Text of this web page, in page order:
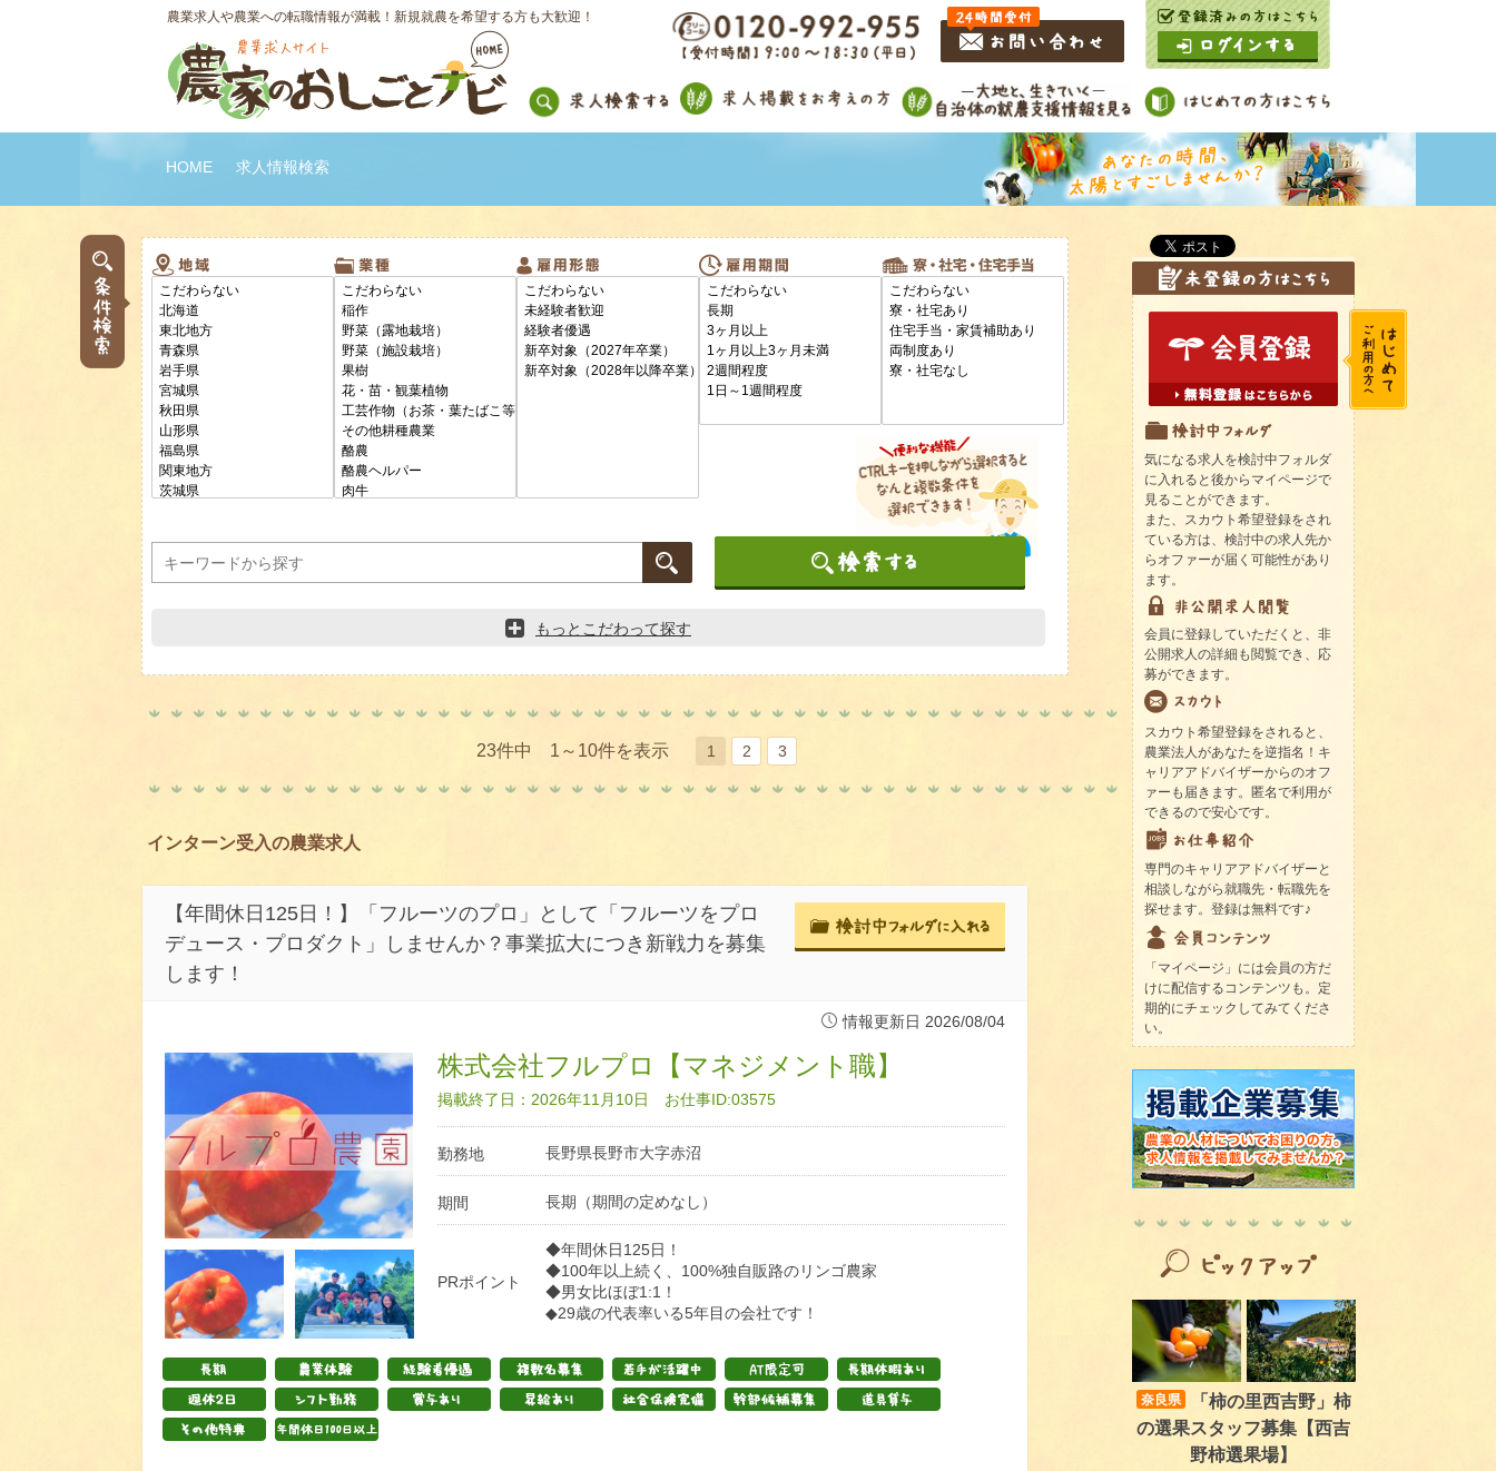
農業求人や農業への転職情報が満載！新規就農を希望する方も大歓迎！
HOME 求人情報検索
もっとこだわって探す
23件中 1～10件を表示 1 2 3
インターン受入の農業求人
【年間休日125日！】「フルーツのプロ」として「フルーツをプロ
デュース・プロダクト」しませんか？事業拡大につき新戦力を募集
します！
情報更新日 2026/08/04
株式会社フルプロ【マネジメント職】
掲載終了日：2026年11月10日 お仕事ID:03575
勤務地 長野県長野市大字赤沼
期間 長期（期間の定めなし）
PRポイント
◆年間休日125日！
◆100年以上続く、100%独自販路のリンゴ農家
◆男女比ほぼ1:1！
◆29歳の代表率いる5年目の会社です！
気になる求人を検討中フォルダ
に入れると後からマイページで
見ることができます。
また、スカウト希望登録をされ
ている方は、検討中の求人先か
らオファーが届く可能性があり
ます。
会員に登録していただくと、非
公開求人の詳細も閲覧でき、応
募ができます。
スカウト希望登録をされると、
農業法人があなたを逆指名！キ
ャリアアドバイザーからのオフ
ァーも届きます。匿名で利用が
できるので安心です。
専門のキャリアアドバイザーと
相談しながら就職先・転職先を
探せます。登録は無料です♪
「マイページ」には会員の方だ
けに配信するコンテンツも。定
期的にチェックしてみてくださ
い。
奈良県
「柿の里西吉野」柿
の選果スタッフ募集【西吉
野柿選果場】